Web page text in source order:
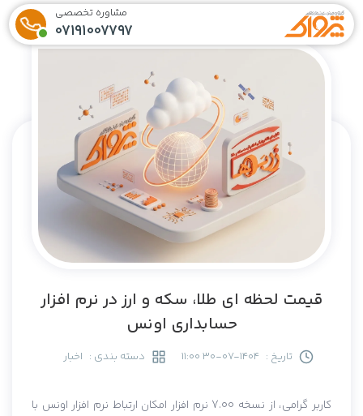
مشاوره تخصصی
07191007797
قیمت لحظه ای طلا، سکه و ارز در نرم افزار
حسابداری اونس
تاریخ : 1404-07-30 11:00 دسته بندی : اخبار
کاربر گرامی، از نسخه 7.00 نرم افزار امکان ارتباط نرم افزار اونس با